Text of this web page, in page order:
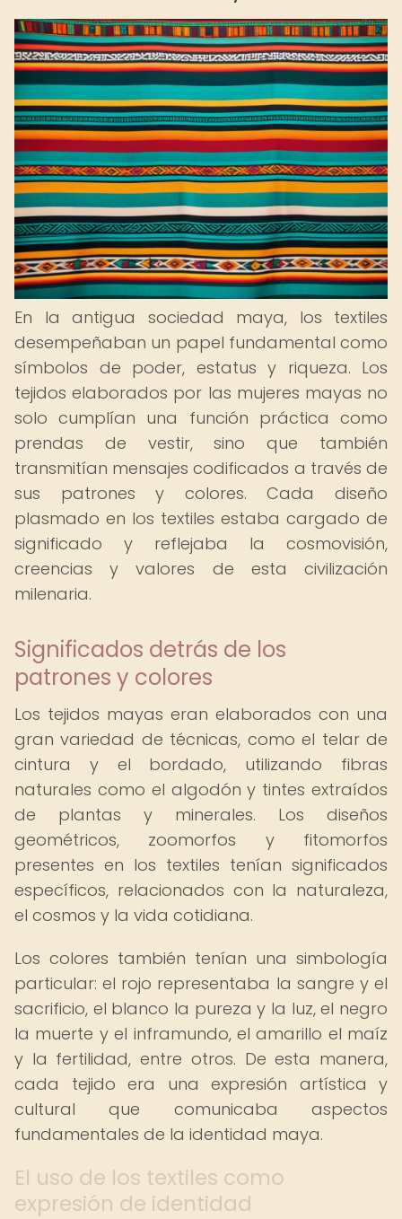
En la antigua sociedad maya, los textiles
desempeñaban un papel fundamental como
símbolos de poder, estatus y riqueza. Los
tejidos elaborados por las mujeres mayas no
solo cumplían una función práctica como
prendas de vestir, sino que también
transmitían mensajes codificados a través de
sus patrones y colores. Cada diseño
plasmado en los textiles estaba cargado de
significado y reflejaba la cosmovisión,
creencias y valores de esta civilización
milenaria.
Significados detrás de los
patrones y colores
Los tejidos mayas eran elaborados con una
gran variedad de técnicas, como el telar de
cintura y el bordado, utilizando fibras
naturales como el algodón y tintes extraídos
de plantas y minerales. Los diseños
geométricos, zoomorfos y fitomorfos
presentes en los textiles tenían significados
específicos, relacionados con la naturaleza,
el cosmos y la vida cotidiana.
Los colores también tenían una simbología
particular: el rojo representaba la sangre y el
sacrificio, el blanco la pureza y la luz, el negro
la muerte y el inframundo, el amarillo el maíz
y la fertilidad, entre otros. De esta manera,
cada tejido era una expresión artística y
cultural que comunicaba aspectos
fundamentales de la identidad maya.
El uso de los textiles como
expresión de identidad